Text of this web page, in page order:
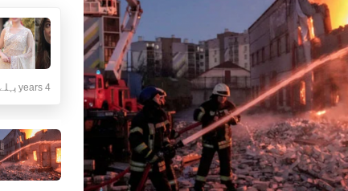
4 years پہلے